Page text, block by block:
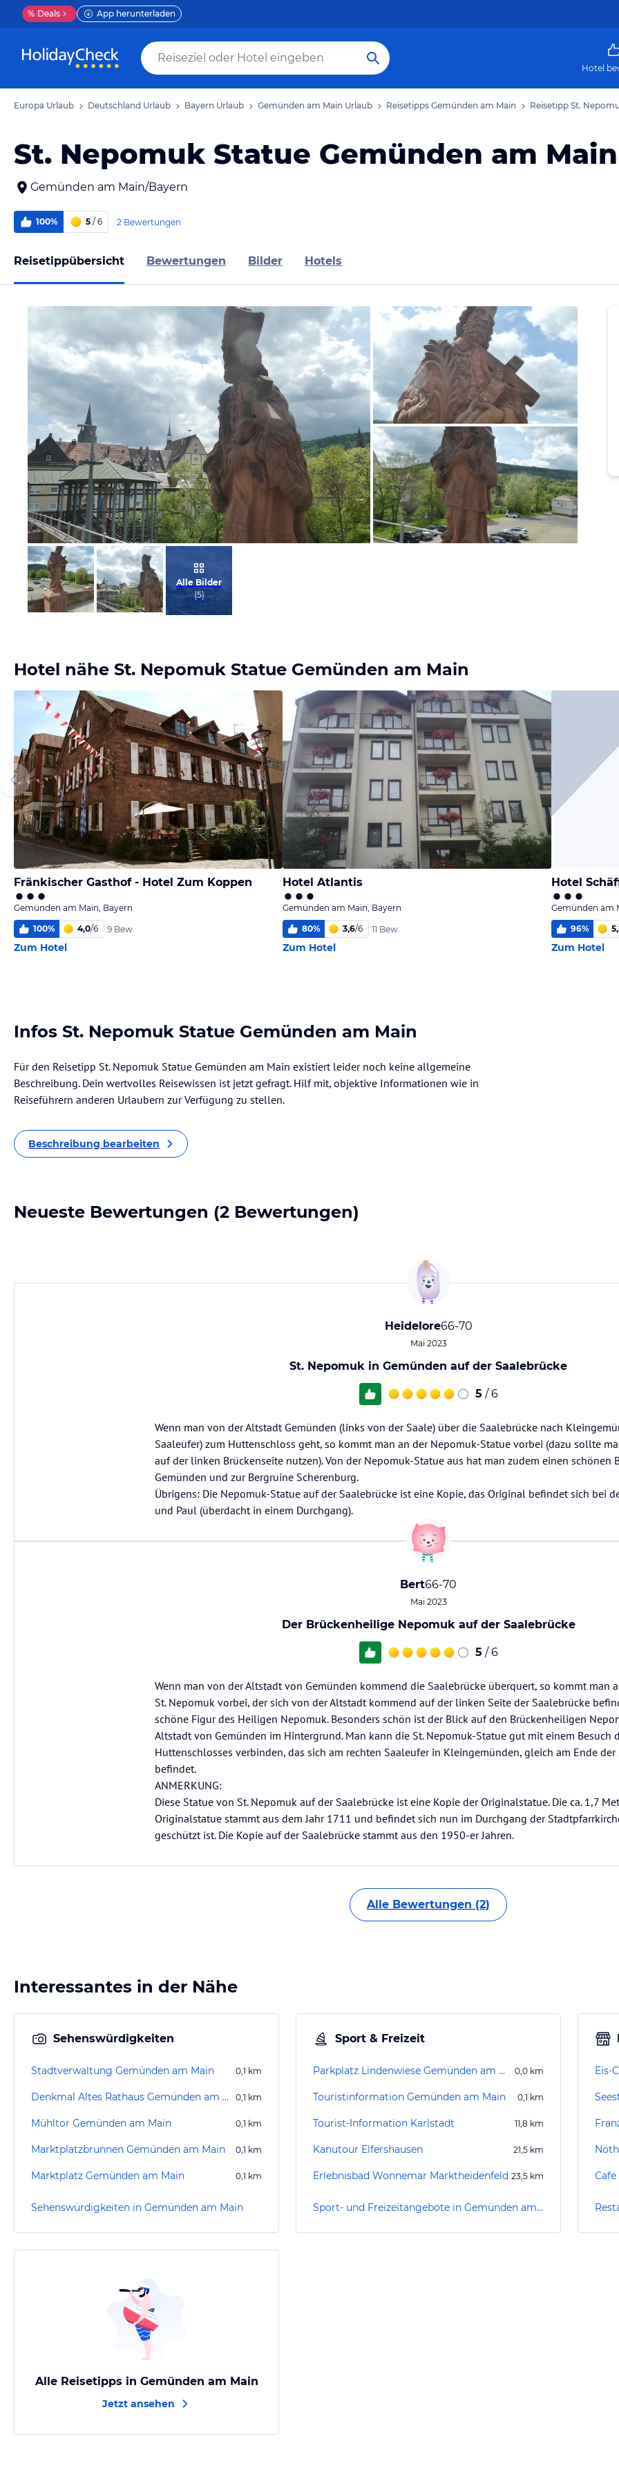
% Deals App herunterladen
Hotel
Europa Urlaub Deutschland Urlaub Bayern Urlaub Gemünden am Main Urlaub Reisetipps Gemünden am Main Reisetipp St.
St. Nepomuk Statue Gemünden am Main
Gemünden am Main/Bayern
100% 5 / 6 2 Bewertungen
Reisetippübersicht Bewertungen Bilder Hotels
Bild melden
von Heidelore
Bild melden
von Heidelore
Alle Bilder
(5)
Hotel nähe St. Nepomuk Statue Gemünden am Main
Fränkischer Gasthof - Hotel Zum Koppen
Gemünden am Main, Bayern
100% 4,0/6 9 Bew.
Zum Hotel
Hotel Atlantis
Gemünden am Main, Bayern
80% 3,6/6 11 Bew.
Zum Hotel
Hotel
Gemünden am
96%
Zum Hotel
Infos St. Nepomuk Statue Gemünden am Main
Für den Reisetipp St. Nepomuk Statue Gemünden am Main existiert leider noch keine allgemeine
Beschreibung. Dein wertvolles Reisewissen ist jetzt gefragt. Hilf mit, objektive Informationen wie in
Reiseführern anderen Urlaubern zur Verfügung zu stellen.
Beschreibung bearbeiten
Neueste Bewertungen (2 Bewertungen)
Heidelore66-70
Mai 2023
St. Nepomuk in Gemünden auf der Saalebrücke
5 / 6
Wenn man von der Altstadt Gemünden (links von der Saale) über die Saalebrücke nach
Saaleufer) zum Huttenschloss geht, so kommt man an der Nepomuk-Statue vorbei (dazu sollte
auf der linken Brückenseite nutzen). Von der Nepomuk-Statue aus hat man zudem einen schönen
Gemünden und zur Bergruine Scherenburg.
Übrigens: Die Nepomuk-Statue auf der Saalebrücke ist eine Kopie, das Original befindet sich bei
und Paul (überdacht in einem Durchgang).
Bert66-70
Mai 2023
Der Brückenheilige Nepomuk auf der Saalebrücke
5 / 6
Wenn man von der Altstadt von Gemünden kommend die Saalebrücke überquert, so kommt man
St. Nepomuk vorbei, der sich von der Altstadt kommend auf der linken Seite der Saalebrücke
schöne Figur des Heiligen Nepomuk. Besonders schön ist der Blick auf den Brückenheiligen
Altstadt von Gemünden im Hintergrund. Man kann die St. Nepomuk-Statue gut mit einem Besuch
Huttenschlosses verbinden, das sich am rechten Saaleufer in Kleingemünden, gleich am Ende der
befindet.
ANMERKUNG:
Diese Statue von St. Nepomuk auf der Saalebrücke ist eine Kopie der Originalstatue. Die ca. 1,7
Originalstatue stammt aus dem Jahr 1711 und befindet sich nun im Durchgang der
geschützt ist. Die Kopie auf der Saalebrücke stammt aus den 1950-er Jahren.
Alle Bewertungen (2)
Interessantes in der Nähe
Sehenswürdigkeiten
Stadtverwaltung Gemünden am Main 0,1 km
Denkmal Altes Rathaus Gemünden am Main 0,1 km
Mühltor Gemünden am Main 0,1 km
Marktplatzbrunnen Gemünden am Main 0,1 km
Marktplatz Gemünden am Main 0,1 km
Sehenswürdigkeiten in Gemünden am Main
Sport & Freizeit
Parkplatz Lindenwiese Gemünden am Main 0,0 km
Touristinformation Gemünden am Main 0,1 km
Tourist-Information Karlstadt 11,8 km
Kanutour Elfershausen 21,5 km
Erlebnisbad Wonnemar Marktheidenfeld 23,5 km
Sport- und Freizeitangebote in Gemünden am Main
Eis-
Nöth
Alle Reisetipps in Gemünden am Main
Jetzt ansehen